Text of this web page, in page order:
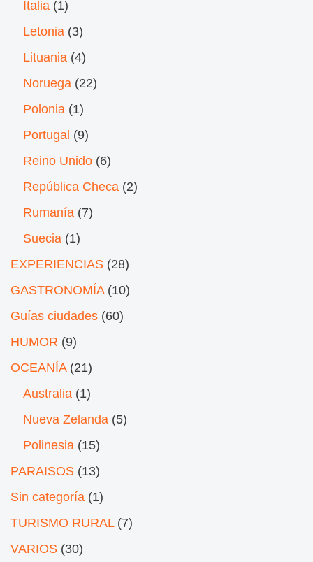
Italia (1)
Letonia (3)
Lituania (4)
Noruega (22)
Polonia (1)
Portugal (9)
Reino Unido (6)
República Checa (2)
Rumanía (7)
Suecia (1)
EXPERIENCIAS (28)
GASTRONOMÍA(10)
Guías ciudades (60)
HUMOR (9)
OCEANÍA(21)
Australia (1)
Nueva Zelanda (5)
Polinesia (15)
PARAISOS (13)
Sin categoría (1)
TURISMO RURAL(7)
VARIOS (30)